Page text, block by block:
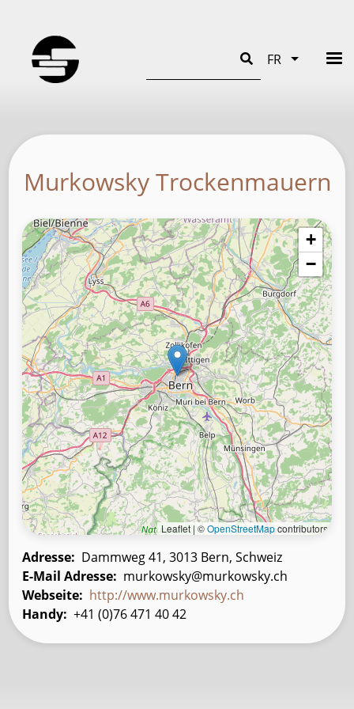
FR Lister les
Murkowsky Trockenmauern
+
−
Leaflet | ©OpenStreetMapcontributors
Adresse
Dammweg 41, 3013 Bern, Schweiz
E-Mail Adresse
murkowsky@murkowsky.ch
Webseite
http://www.murkowsky.ch
Handy
+41 (0)76 471 40 42